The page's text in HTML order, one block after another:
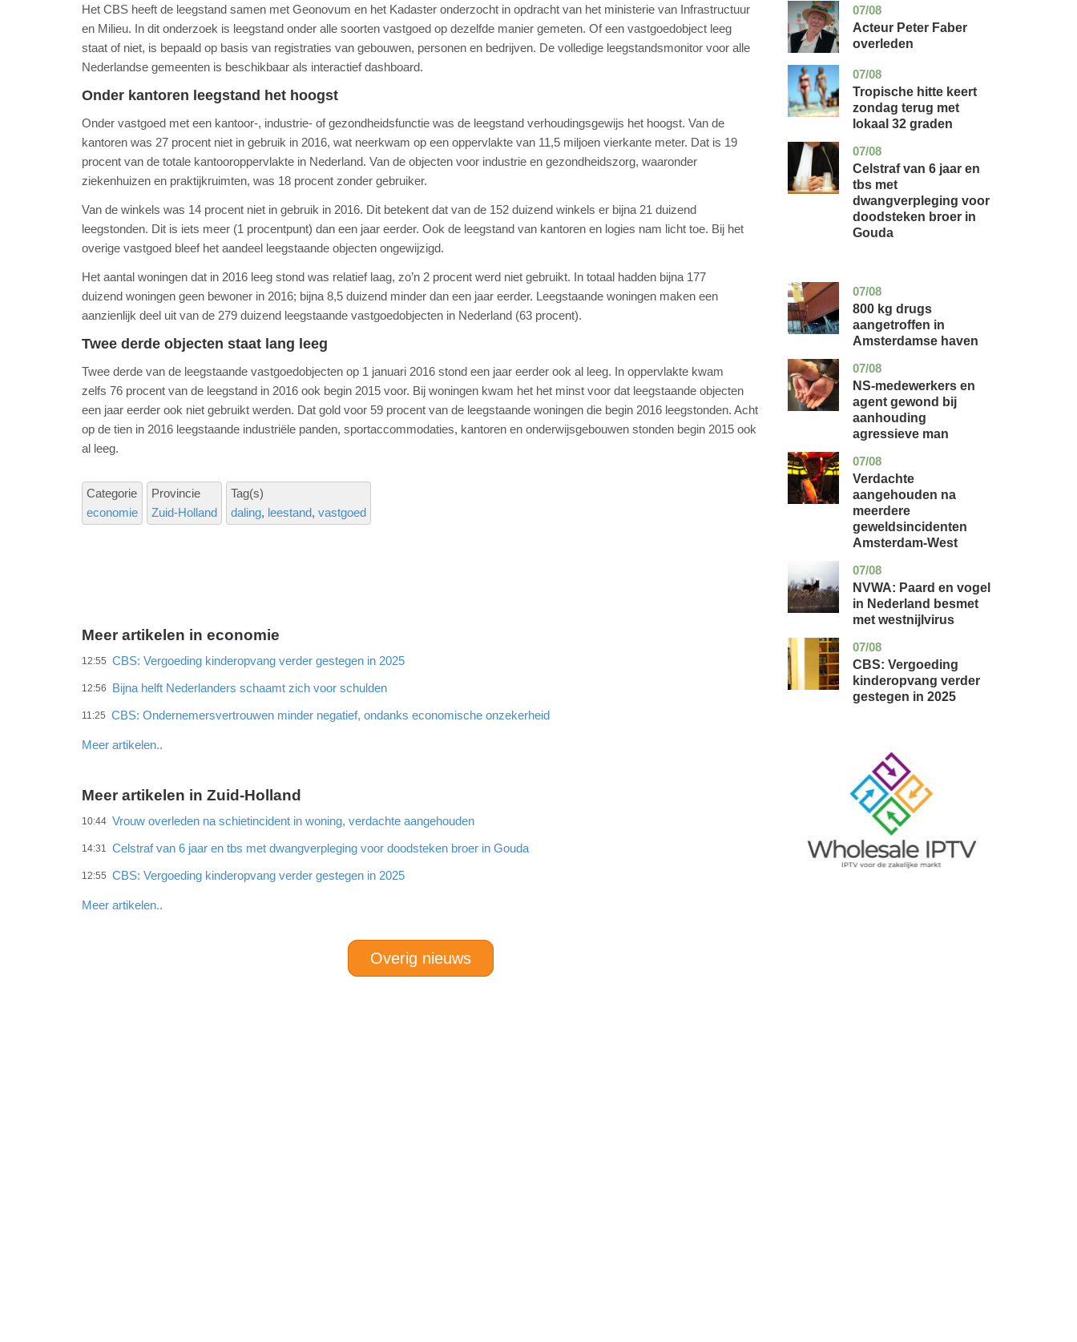
Het CBS heeft de leegstand samen met Geonovum en het Kadaster onderzocht in opdracht van het ministerie van Infrastructuur
en Milieu. In dit onderzoek is leegstand onder alle soorten vastgoed op dezelfde manier gemeten. Of een vastgoedobject leeg
staat of niet, is bepaald op basis van registraties van gebouwen, personen en bedrijven. De volledige leegstandsmonitor voor alle
Nederlandse gemeenten is beschikbaar als interactief dashboard.
Onder kantoren leegstand het hoogst
Onder vastgoed met een kantoor-, industrie- of gezondheidsfunctie was de leegstand verhoudingsgewijs het hoogst. Van de
kantoren was 27 procent niet in gebruik in 2016, wat neerkwam op een oppervlakte van 11,5 miljoen vierkante meter. Dat is 19
procent van de totale kantooroppervlakte in Nederland. Van de objecten voor industrie en gezondheidszorg, waaronder
ziekenhuizen en praktijkruimten, was 18 procent zonder gebruiker.
Van de winkels was 14 procent niet in gebruik in 2016. Dit betekent dat van de 152 duizend winkels er bijna 21 duizend
leegstonden. Dit is iets meer (1 procentpunt) dan een jaar eerder. Ook de leegstand van kantoren en logies nam licht toe. Bij het
overige vastgoed bleef het aandeel leegstaande objecten ongewijzigd.
Het aantal woningen dat in 2016 leeg stond was relatief laag, zo’n 2 procent werd niet gebruikt. In totaal hadden bijna 177
duizend woningen geen bewoner in 2016; bijna 8,5 duizend minder dan een jaar eerder. Leegstaande woningen maken een
aanzienlijk deel uit van de 279 duizend leegstaande vastgoedobjecten in Nederland (63 procent).
Twee derde objecten staat lang leeg
Twee derde van de leegstaande vastgoedobjecten op 1 januari 2016 stond een jaar eerder ook al leeg. In oppervlakte kwam
zelfs 76 procent van de leegstand in 2016 ook begin 2015 voor. Bij woningen kwam het het minst voor dat leegstaande objecten
een jaar eerder ook niet gebruikt werden. Dat gold voor 59 procent van de leegstaande woningen die begin 2016 leegstonden. Acht
op de tien in 2016 leegstaande industriële panden, sportaccommodaties, kantoren en onderwijsgebouwen stonden begin 2015 ook
al leeg.
Categorie
economie
Provincie
Zuid-Holland
Tag(s)
daling leestand vastgoed
Meer artikelen in economie
12:55 CBS: Vergoeding kinderopvang verder gestegen in 2025
12:56 Bijna helft Nederlanders schaamt zich voor schulden
11:25 CBS: Ondernemersvertrouwen minder negatief, ondanks economische onzekerheid
Meer artikelen..
Meer artikelen in Zuid-Holland
10:44 Vrouw overleden na schietincident in woning, verdachte aangehouden
14:31 Celstraf van 6 jaar en tbs met dwangverpleging voor doodsteken broer in Gouda
12:55 CBS: Vergoeding kinderopvang verder gestegen in 2025
Meer artikelen..
Overig nieuws
07/08
noord-
holland
glossy
Acteur Peter Faber
overleden
07/08
utrecht
nieuws
Tropische hitte keert
zondag terug met
lokaal 32 graden
07/08
zuid-
holland
nieuws
Celstraf van 6 jaar en
tbs met
dwangverpleging voor
doodsteken broer in
Gouda
07/08
noord-
holland
nieuws
800 kg drugs
aangetroffen in
Amsterdamse haven
07/08
flevoland
nieuws
NS-medewerkers en
agent gewond bij
aanhouding
agressieve man
07/08
noord-
holland
nieuws
Verdachte
aangehouden na
meerdere
geweldsincidenten
Amsterdam-West
07/08
utrecht
nieuws
NVWA: Paard en vogel
in Nederland besmet
met westnijlvirus
07/08
zuid-
holland
economie
CBS: Vergoeding
kinderopvang verder
gestegen in 2025